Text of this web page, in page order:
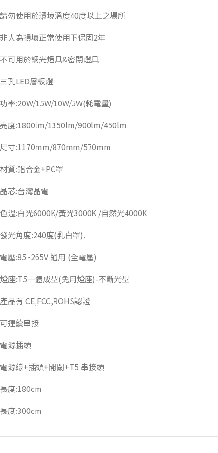
請勿使用於環境溫度40度以上之場所
非人為損壞正常使用下保固2年
不可用於調光燈具&密閉燈具
三孔LED層板燈
功率:20W/15W/10W/5W(耗電量)
亮度:1800lm/1350lm/900lm/450lm
尺寸:1170mm/870mm/570mm
材質:鋁合金+PC罩
晶芯:台灣晶電
色溫:白光6000K/黃光3000K /自然光4000K
發光角度:240度(乳白罩).
電壓:85~265V 通用 (全電壓)
燈座:T5一體成型(免用燈座)-不斷光型
產品有 CE,FCC,ROHS認證
可連續串接
電源插頭
電源線+插頭+開關+T5 串接頭
長度:180cm
長度:300cm